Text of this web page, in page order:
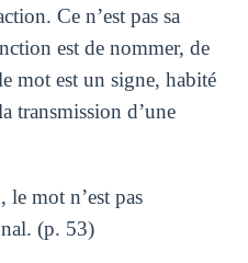
Ce n’est pas sa
est de nommer, de
mot est un signe, habité
transmission d’une
le mot n’est pas
(p. 53)